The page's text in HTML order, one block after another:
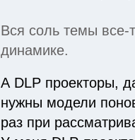
Вся соль темы все-
динамике.
А DLP проекторы,
нужны модели
раз при